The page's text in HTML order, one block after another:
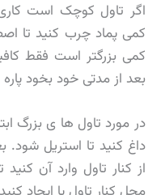
اگر تاول کوچک است کاری
کمی پماد چرب کنید تا
کمی بزرگتر است فقط
بعد از مدتی خود بخود
در مورد تاول ها ی بزرگ
داغ کنید تا استریل شود.
از کنار تاول وارد آن